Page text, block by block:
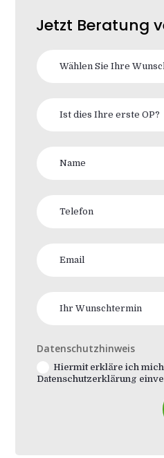
Jetzt Beratung
Datenschutzhinweis
Hiermit erkläre ich
Datenschutzerklärung